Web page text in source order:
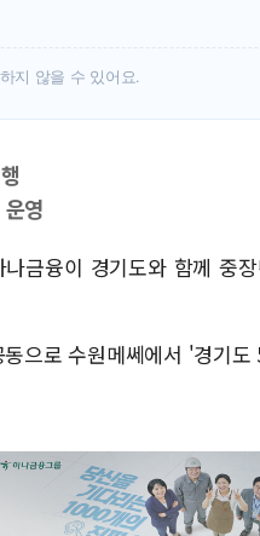
지 않을 수 있어요.
영
금융이 경기도와 함께 중
으로 수원메쎄에서 '경기